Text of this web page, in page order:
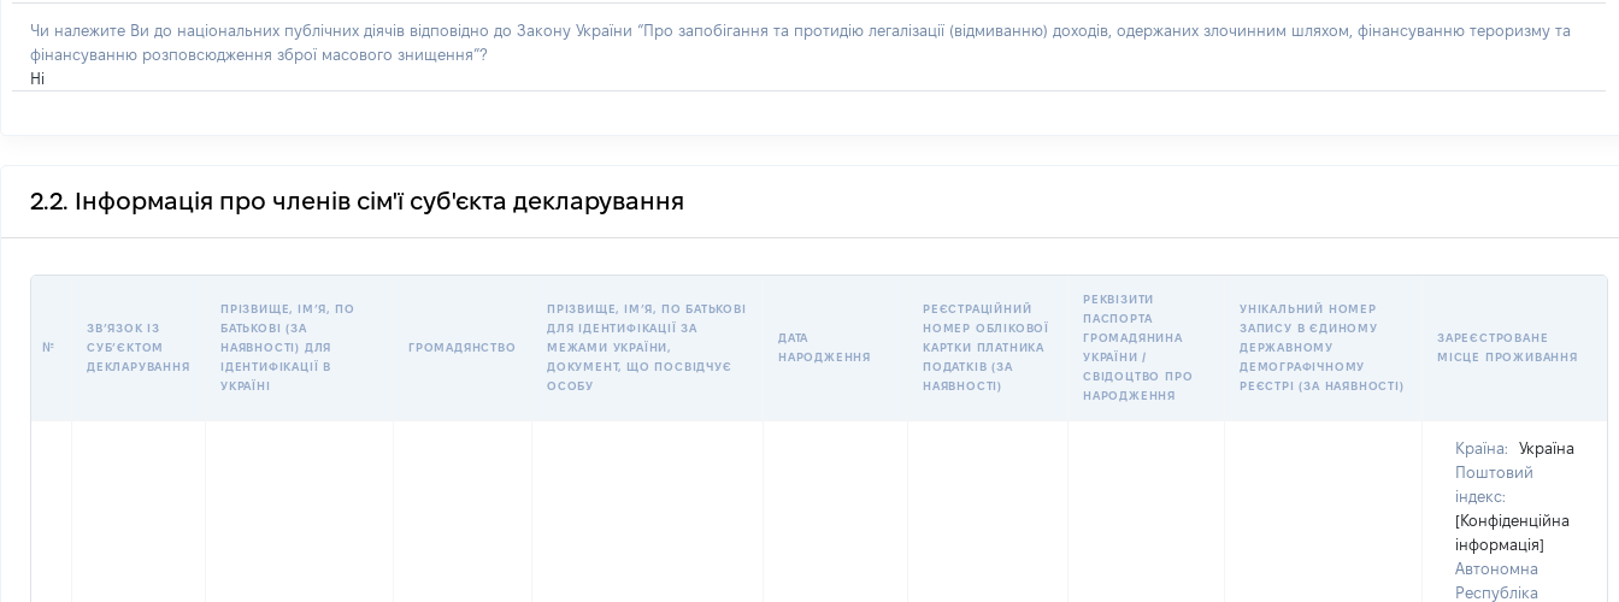
Чи належите Ви до національних публічних діячів відповідно до Закону України “Про запобігання та протидію легалізації (відмиванню) доходів, одержаних злочинним шляхом, фінансуванню тероризму та
фінансуванню розповсюдження зброї масового знищення”?
Ні
2.2. Інформація про членів сім'ї суб'єкта декларування
№
ЗВʼЯЗОК ІЗ
СУБʼЄКТОМ
ДЕКЛАРУВАННЯ
ПРІЗВИЩЕ, ІМʼЯ, ПО
БАТЬКОВІ (ЗА
НАЯВНОСТІ) ДЛЯ
ІДЕНТИФІКАЦІЇ В
УКРАЇНІ
ГРОМАДЯНСТВО
ПРІЗВИЩЕ, ІМʼЯ, ПО БАТЬКОВІ
ДЛЯ ІДЕНТИФІКАЦІЇ ЗА
МЕЖАМИ УКРАЇНИ,
ДОКУМЕНТ, ЩО ПОСВІДЧУЄ
ОСОБУ
ДАТА
НАРОДЖЕННЯ
РЕЄСТРАЦІЙНИЙ
НОМЕР ОБЛІКОВОЇ
КАРТКИ ПЛАТНИКА
ПОДАТКІВ (ЗА
НАЯВНОСТІ)
РЕКВІЗИТИ
ПАСПОРТА
ГРОМАДЯНИНА
УКРАЇНИ /
СВІДОЦТВО ПРО
НАРОДЖЕННЯ
УНІКАЛЬНИЙ НОМЕР
ЗАПИСУ В ЄДИНОМУ
ДЕРЖАВНОМУ
ДЕМОГРАФІЧНОМУ
РЕЄСТРІ (ЗА НАЯВНОСТІ)
ЗАРЕЄСТРОВАНЕ
МІСЦЕ ПРОЖИВАННЯ
Країна:
Україна
Поштовий
індекс:
[Конфіденційна
інформація]
Автономна
Республіка